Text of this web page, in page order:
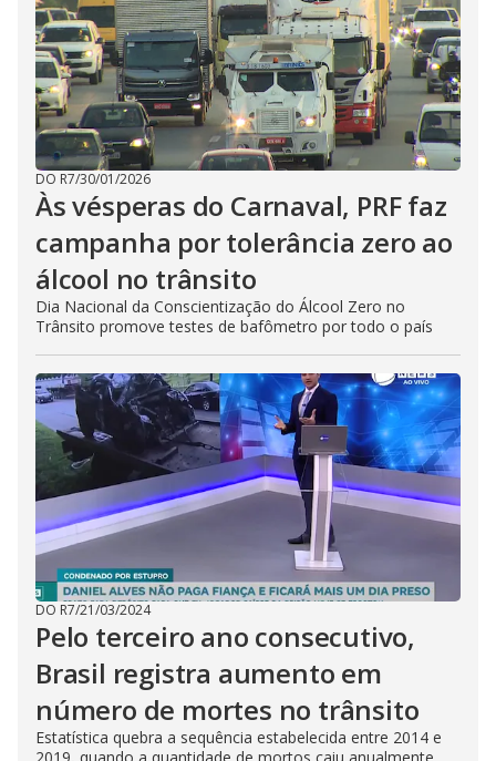
DO R7/30/01/2026
Às vésperas do Carnaval, PRF faz
campanha por tolerância zero ao
álcool no trânsito
Dia Nacional da Conscientização do Álcool Zero no
Trânsito promove testes de bafômetro por todo o país
DO R7/21/03/2024
Pelo terceiro ano consecutivo,
Brasil registra aumento em
número de mortes no trânsito
Estatística quebra a sequência estabelecida entre 2014 e